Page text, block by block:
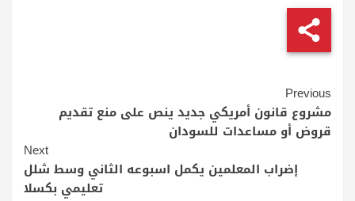
Continue
Reading
Previous
مشروع قانون أمريكي جديد ينص على منع تقديم
قروض أو مساعدات للسودان
Next
إضراب المعلمين يكمل اسبوعه الثاني وسط شلل
تعليمي بكسلا